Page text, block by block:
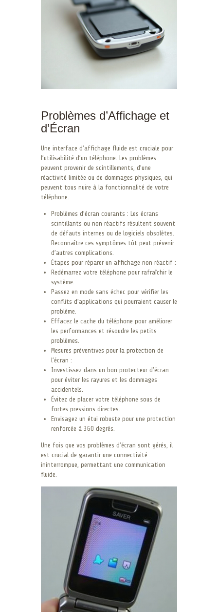
Problèmes d’Affichage et
d’Écran
Une interface d’affichage fluide est cruciale pour
l’utilisabilité d’un téléphone. Les problèmes
peuvent provenir de scintillements, d’une
réactivité limitée ou de dommages physiques, qui
peuvent tous nuire à la fonctionnalité de votre
téléphone.
Problèmes d’écran courants : Les écrans
scintillants ou non réactifs résultent souvent
de défauts internes ou de logiciels obsolètes.
Reconnaître ces symptômes tôt peut prévenir
d’autres complications.
Étapes pour réparer un affichage non réactif :
Redémarrez votre téléphone pour rafraîchir le
système.
Passez en mode sans échec pour vérifier les
conflits d’applications qui pourraient causer le
problème.
Effacez le cache du téléphone pour améliorer
les performances et résoudre les petits
problèmes.
Mesures préventives pour la protection de
l’écran :
Investissez dans un bon protecteur d’écran
pour éviter les rayures et les dommages
accidentels.
Évitez de placer votre téléphone sous de
fortes pressions directes.
Envisagez un étui robuste pour une protection
renforcée à 360 degrés.
Une fois que vos problèmes d’écran sont gérés, il
est crucial de garantir une connectivité
ininterrompue, permettant une communication
fluide.